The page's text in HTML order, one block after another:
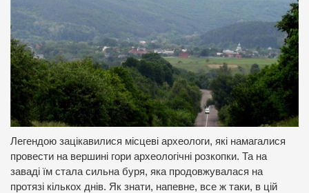
Легендою зацікавилися місцеві археологи, які намагалися
провести на вершині гори археологічні розкопки. Та на
заваді їм стала сильна буря, яка продовжувалася на
протязі кількох днів. Як знати, напевне, все ж таки, в цій